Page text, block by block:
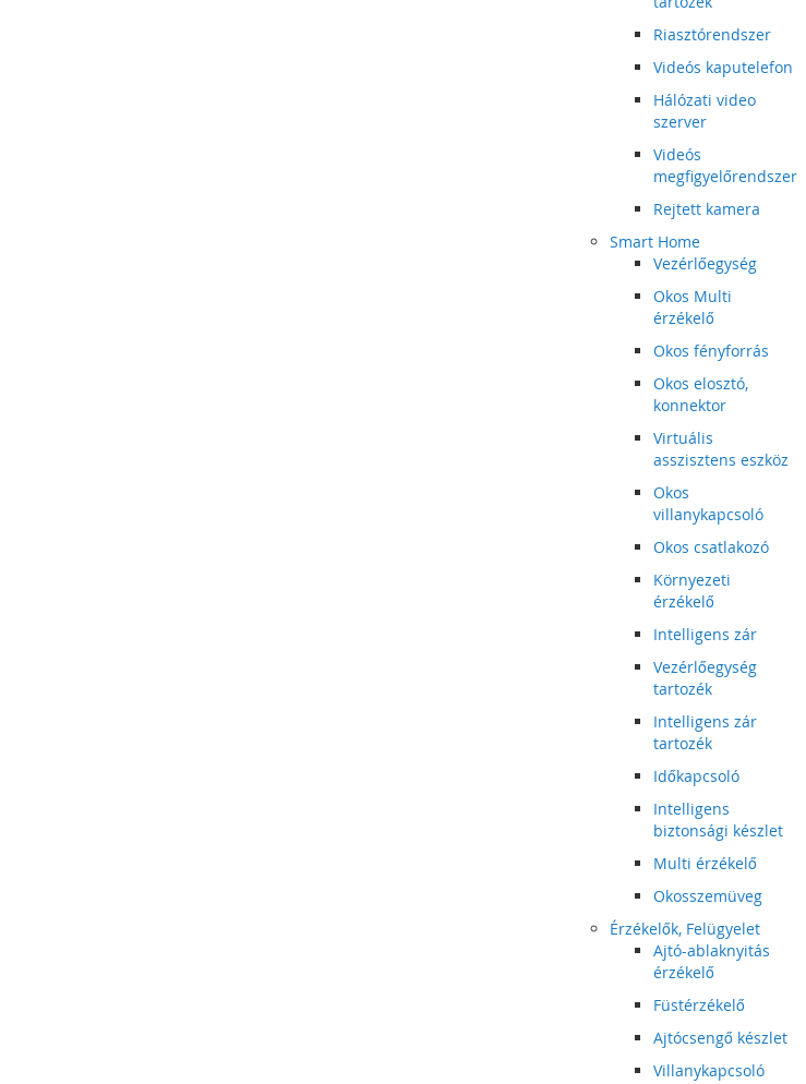
Riasztórendszer
Videós kaputelefon
Hálózati video
szerver
Videós
megfigyelőrendszer
Rejtett kamera
Smart Home
Vezérlőegység
Okos Multi
érzékelő
Okos fényforrás
Okos elosztó,
konnektor
Virtuális
asszisztens eszköz
Okos
villanykapcsoló
Okos csatlakozó
Környezeti
érzékelő
Intelligens zár
Vezérlőegység
tartozék
Intelligens zár
tartozék
Időkapcsoló
Intelligens
biztonsági készlet
Multi érzékelő
Okosszemüveg
Érzékelők, Felügyelet
Ajtó-ablaknyitás
érzékelő
Füstérzékelő
Ajtócsengő készlet
Villanykapcsoló